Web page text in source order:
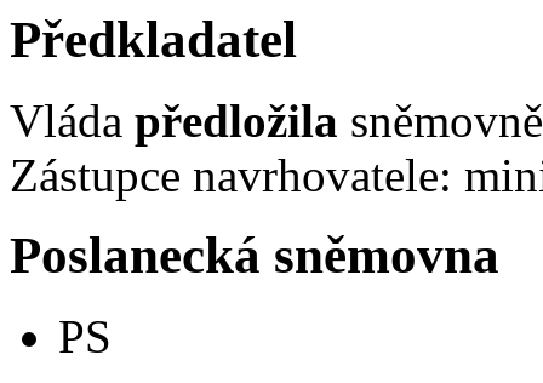
Předkladatel
Vláda předložila
Zástupce navrhovatele:
Poslanecká sněmovna
PS